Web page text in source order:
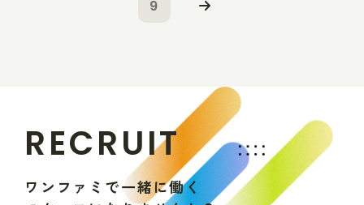
9
RECRUIT
ワ ン フ ァ ミ で一緒に働く